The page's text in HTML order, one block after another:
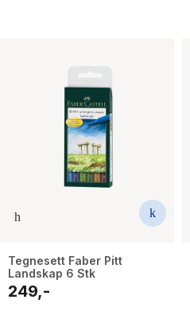
Tegnesett Faber Pitt
Landskap 6 Stk
249,-